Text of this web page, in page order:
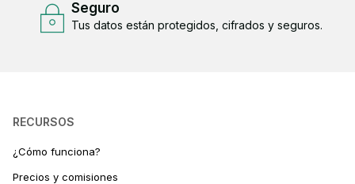
Seguro
Tus datos están protegidos, cifrados y seguros.
RECURSOS
¿Cómo funciona?
Precios y comisiones